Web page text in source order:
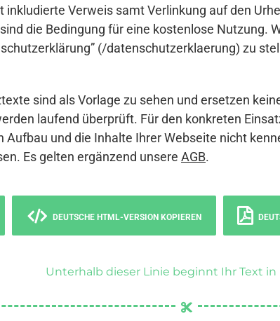
Verweis samt Verlinkung auf den
die Bedingung für eine kostenlose Nutzung.
(/datenschutzerklaerung) zu
sind als Vorlage zu sehen und ersetzen
laufend überprüft. Für den konkreten
Aufbau und die Inhalte Ihrer Webseite nicht
Es gelten ergänzend unsere AGB.
DEUTSCHE HTML-VERSION KOPIEREN
Unterhalb dieser Linie beginnt Ihr Text in